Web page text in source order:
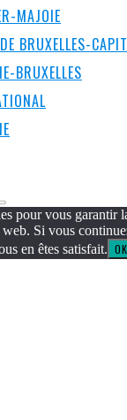
MAJOIE
BRUXELLES-
BRUXELLES
pour vous garantir
Si vous
en êtes satisfait. OK